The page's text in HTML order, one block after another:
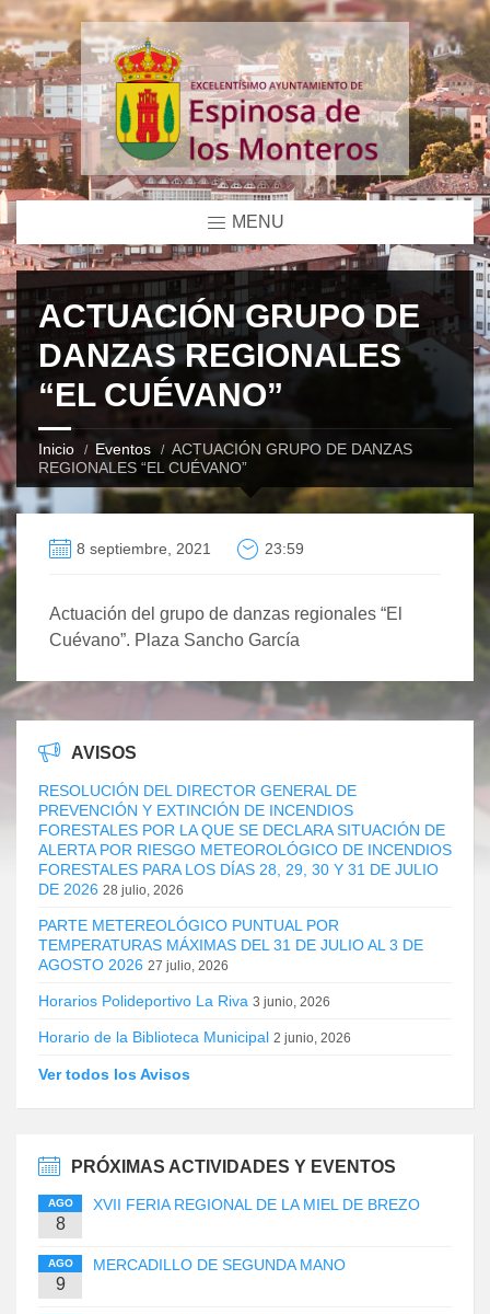
MENU
ACTUACIÓN GRUPO DE
DANZAS REGIONALES
“EL CUÉVANO”
Inicio Eventos
ACTUACIÓN GRUPO DE DANZAS
REGIONALES “EL CUÉVANO”
8 septiembre, 2021 23:59
Actuación del grupo de danzas regionales “El
Cuévano”. Plaza Sancho García
AVISOS
RESOLUCIÓN DEL DIRECTOR GENERAL DE
PREVENCIÓN Y EXTINCIÓN DE INCENDIOS
FORESTALES POR LA QUE SE DECLARA SITUACIÓN DE
ALERTA POR RIESGO METEOROLÓGICO DE INCENDIOS
FORESTALES PARA LOS DÍAS 28, 29, 30 Y 31 DE JULIO
DE 2026 28 julio, 2026
PARTE METEREOLÓGICO PUNTUAL POR
TEMPERATURAS MÁXIMAS DEL 31 DE JULIO AL 3 DE
AGOSTO 2026 27 julio, 2026
Horarios Polideportivo La Riva 3 junio, 2026
Horario de la Biblioteca Municipal 2 junio, 2026
Ver todos los Avisos
PRÓXIMAS ACTIVIDADES Y EVENTOS
AGO
8
XVII FERIA REGIONAL DE LA MIEL DE BREZO
AGO
9
MERCADILLO DE SEGUNDA MANO